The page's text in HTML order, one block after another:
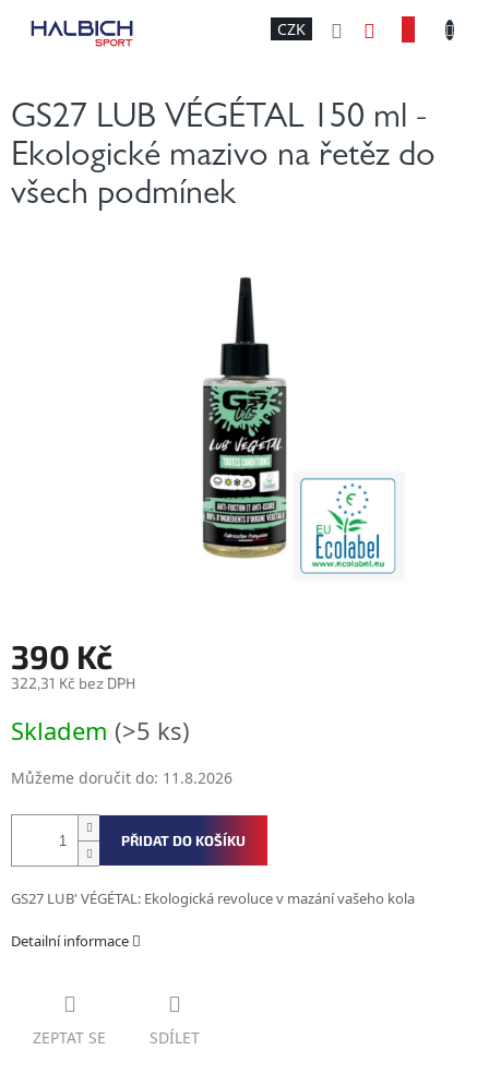
CZK
GS27 LUB VÉGÉTAL 150 ml -
Ekologické mazivo na řetěz do
všech podmínek
390 Kč
322,31 Kč bez DPH
cena:
Skladem (>5 ks)
Můžeme doručit do: 11.8.2026
PŘIDAT DO KOŠÍKU
GS27 LUB' VÉGÉTAL: Ekologická revoluce v mazání vašeho kola
Detailní informace
ZEPTAT SE SDÍLET